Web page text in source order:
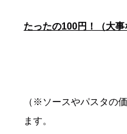
たったの100円！（大事
（※ソースやパスタの
ます。